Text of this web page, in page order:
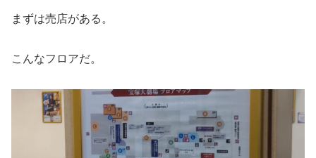
まずは売店がある。
こんなフロアだ。